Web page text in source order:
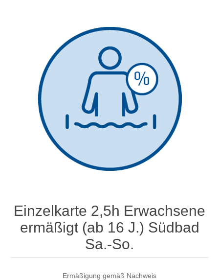
Einzelkarte 2,5h Erwachsene
ermäßigt (ab 16 J.) Südbad
Sa.-So.
Ermäßigung gemäß Nachweis